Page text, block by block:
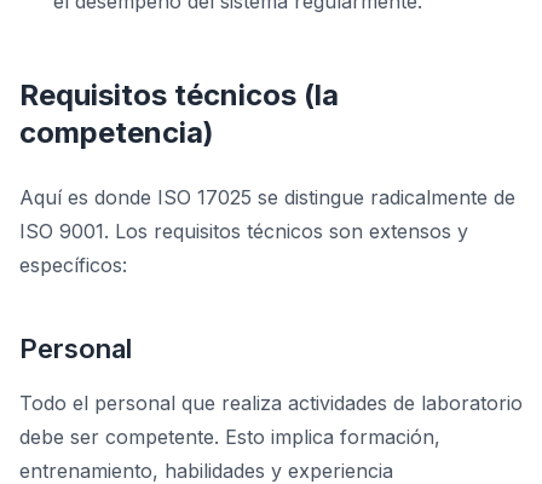
Requisitos técnicos (la
competencia)
Aquí es donde ISO 17025 se distingue radicalmente de
ISO 9001. Los requisitos técnicos son extensos y
específicos:
Personal
Todo el personal que realiza actividades de laboratorio
debe ser competente. Esto implica formación,
entrenamiento, habilidades y experiencia